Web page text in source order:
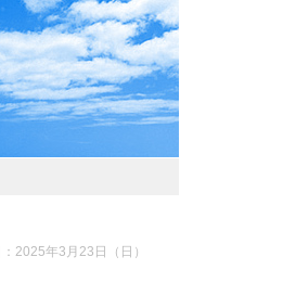
ド
2025年3月23日（日）